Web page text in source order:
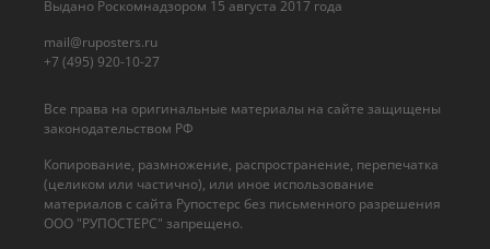
Все права на оригинальные материалы на сайте защищены
законодательством РФ
Копирование, размножение, распространение, перепечатка
(целиком или частично), или иное использование
материалов с сайта Рупостерс без письменного разрешения
ООО "РУПОСТЕРС" запрещено.
Выдано Роскомнадзором 15 августа 2017 года
mail@ruposters.ru
+7 (495) 920-10-27